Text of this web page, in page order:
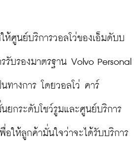
ศูนย์บริการวอลโว่ของเอ็มดับบ
บรองมาตรฐาน Volvo Personal
นทางการ โดยวอลโว่ คาร์
ยกระดับโชว์รูมและศูนย์บริการ
อให้ลูกค้ามั่นใจว่าจะได้รับบริการ